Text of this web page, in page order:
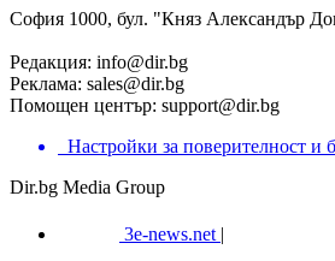
София 1000, бул. "Княз Александър
Редакция: info@dir.bg
Реклама: sales@dir.bg
Помощен център: support@dir.bg
Настройки за поверителност и
Dir.bg Media Group
3e-news.net |